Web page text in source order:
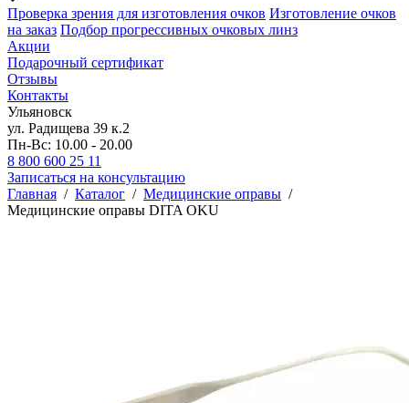
Проверка зрения для изготовления очков Изготовление очков
на заказ Подбор прогрессивных очковых линз
Акции
Подарочный сертификат
Отзывы
Контакты
Ульяновск
ул. Радищева 39 к.2
Пн-Вс: 10.00 - 20.00
8 800 600 25 11
Записаться на консультацию
Главная / Каталог / Медицинские оправы /
Медицинские оправы DITA OKU